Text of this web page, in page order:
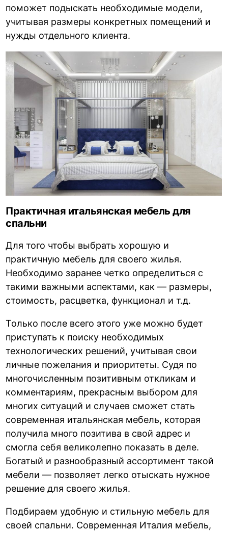
поможет подыскать необходимые модели,
учитывая размеры конкретных помещений и
нужды отдельного клиента.
Практичная итальянская мебель для
спальни
Для того чтобы выбрать хорошую и
практичную мебель для своего жилья.
Необходимо заранее четко определиться с
такими важными аспектами, как — размеры,
стоимость, расцветка, функционал и т.д.
Только после всего этого уже можно будет
приступать к поиску необходимых
технологических решений, учитывая свои
личные пожелания и приоритеты. Судя по
многочисленным позитивным откликам и
комментариям, прекрасным выбором для
многих ситуаций и случаев сможет стать
современная итальянская мебель, которая
получила много позитива в свой адрес и
смогла себя великолепно показать в деле.
Богатый и разнообразный ассортимент такой
мебели — позволяет легко отыскать нужное
решение для своего жилья.
Подбираем удобную и стильную мебель для
своей спальни. Современная Италия мебель,